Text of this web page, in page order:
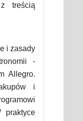
treścią
i zasady
-
Allegro.
i
praktyce